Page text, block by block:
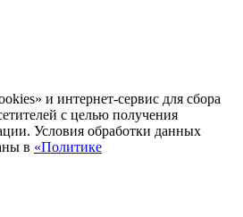
и интернет-сервис для сбора
с целью получения
Условия обработки данных
в «Политике